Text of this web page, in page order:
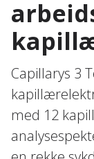
Capillarys 3
med 12